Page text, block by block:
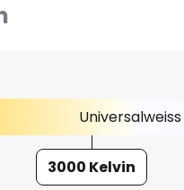
Universalweiss
3000 Kelvin